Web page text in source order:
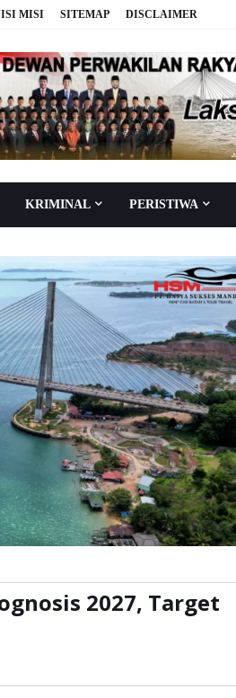
MISI SITEMAP DISCLAIMER
KRIMINAL PERISTIWA
2027, Target